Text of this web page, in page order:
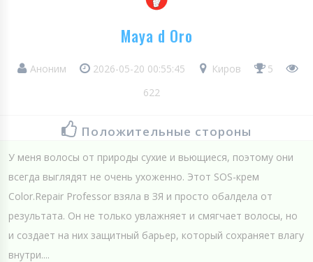
Maya d Oro
Аноним 2026-05-20 00:55:45 Киров
5
622
Положительные стороны
У меня волосы от природы сухие и вьющиеся, поэтому они
всегда выглядят не очень ухоженно. Этот SOS-крем
Color.Repair Professor взяла в ЗЯ и просто обалдела от
результата. Он не только увлажняет и смягчает волосы, но
и создает на них защитный барьер, который сохраняет влагу
внутри....